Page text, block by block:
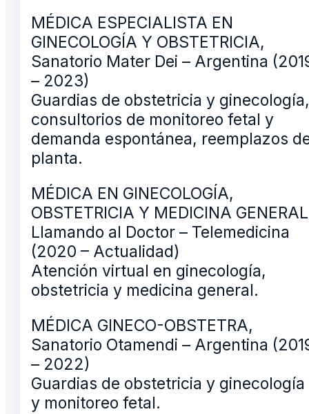
MÉDICA ESPECIALISTA EN
GINECOLOGÍA Y OBSTETRICIA,
Sanatorio Mater Dei – Argentina
– 2023)
Guardias de obstetricia y ginecología,
consultorios de monitoreo fetal y
demanda espontánea, reemplazos
planta.
MÉDICA EN GINECOLOGÍA,
OBSTETRICIA Y MEDICINA
Llamando al Doctor – Telemedicina
(2020 – Actualidad)
Atención virtual en ginecología,
obstetricia y medicina general.
MÉDICA GINECO-OBSTETRA,
Sanatorio Otamendi – Argentina
– 2022)
Guardias de obstetricia y ginecología
y monitoreo fetal.